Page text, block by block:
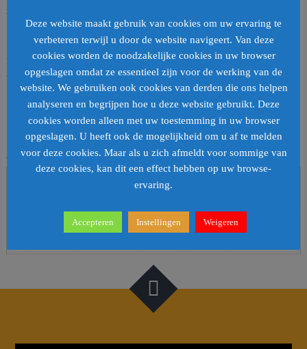
zomeravonden buiten.
Het strakke zwarte design past in elk tuin- of terrasinterieur en is makkelijk
te combineren met andere buitenmeubels. Dankzij de touwtjes aan de
achterzijde blijft het kussen altijd goed op zijn plek zitten. De duurzame
polyester vulling zorgt voor langdurig zitcomfort en eenvoudig onderhoud.
Aanvullende informatie
Deze website maakt gebruik van cookies om uw ervaring te
verbeteren terwijl u door de website navigeert. Van deze
cookies worden de noodzakelijke cookies in uw browser
opgeslagen omdat ze essentieel zijn voor de werking van de
website. We gebruiken ook cookies van derden die ons helpen
analyseren en begrijpen hoe u deze website gebruikt. Deze
cookies worden alleen met uw toestemming in uw browser
opgeslagen. U heeft ook de mogelijkheid om u af te melden
voor deze cookies. Maar als u zich afmeldt voor sommige van
deze cookies, kan dit een effect hebben op uw browse-
ervaring.
Accepteren Instellingen Weigeren